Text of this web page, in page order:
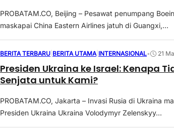
PROBATAM.CO, Beijing – Pesawat penumpang
maskapai China Eastern Airlines jatuh di Guangxi,...
BERITA TERBARU BERITA UTAMA INTERNASIONAL• 21
Presiden Ukraina ke Israel: Kenapa
Senjata untuk Kami?
PROBATAM.CO, Jakarta – Invasi Rusia di Ukraina
Presiden Ukraina Ukraina Volodymyr Zelenskyy...